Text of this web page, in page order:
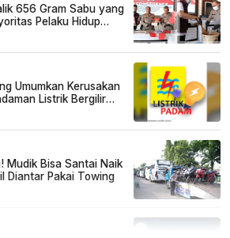
656 Gram Sabu yang
Pelaku Hidup
Umumkan Kerusakan
Listrik Bergilir
Mudik Bisa Santai Naik
Diantar Pakai Towing